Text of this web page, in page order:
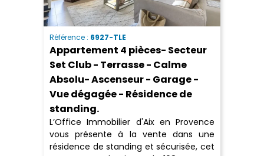
Référence : 6927-TLE
Appartement 4 pièces- Secteur
Set Club - Terrasse - Calme
Absolu- Ascenseur - Garage -
Vue dégagée - Résidence de
standing.
L’Office Immobilier d'Aix en Provence
vous présente à la vente dans une
résidence de standing et sécurisée, cet